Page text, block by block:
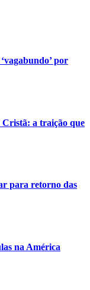
por
Cristã: a traição que
para retorno das
na América